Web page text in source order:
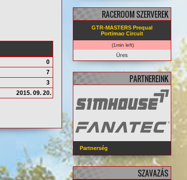
0
7
3
2015. 09. 20.
RACEROOM SZERVEREK
GTR-MASTERS Prequal
Portimao Circuit
(1min left)
Üres
PARTNEREINK
Partnerség
SZAVAZÁS